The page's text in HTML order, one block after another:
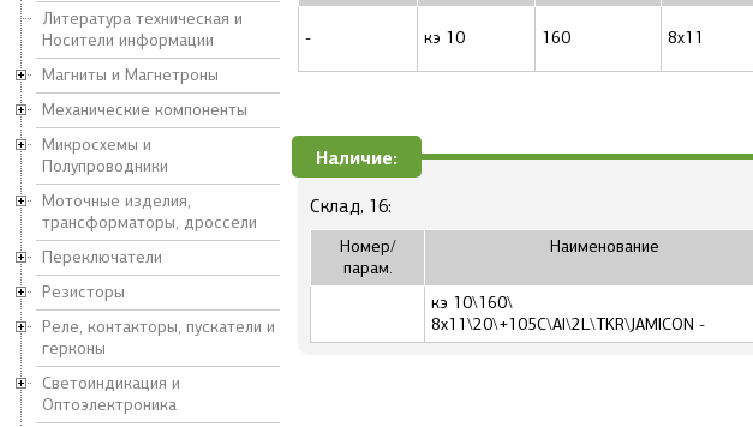
Литература техническая и
Носители информации
Магниты и Магнетроны
Механические компоненты
Микросхемы и
Полупроводники
Моточные изделия,
трансформаторы, дроссели
Переключатели
Резисторы
Реле, контакторы, пускатели и
герконы
Светоиндикация и
Оптоэлектроника
- кэ 10 160 8x11
Наличие:
Склад, 16:
Номер/
парам.
Наименование
кэ 10\160\
8x11\20\+105C\Al\2L\TKR\JAMICON -